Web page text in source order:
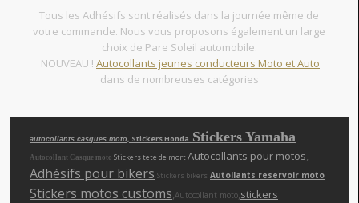
Tous les Adhésifs sont réalisés dans la journée même de
votre commande. Nous vous proposons également un large
choix de Pare Soleil automobile.
NOUVEAU ! Autocollants jeunes conducteurs Moto et Auto
dans de nombreuses catégories
autocollants casques moto, Stickers Honda Stickers Yamaha
Autocollant Casque moto Stickers tete de mortAutocollants pour motos,
Adhésifs pour bikers Stickers bikers Autollants reservoir moto
Stickers motos customs,Autocollant moto,stickers